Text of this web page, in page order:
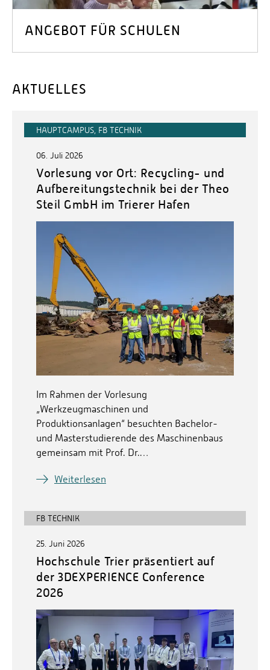
ANGEBOT FÜR SCHULEN
AKTUELLES
HAUPTCAMPUS, FB TECHNIK
06. Juli 2026
Vorlesung vor Ort: Recycling- und
Aufbereitungstechnik bei der Theo
Steil GmbH im Trierer Hafen
Im Rahmen der Vorlesung
„Werkzeugmaschinen und
Produktionsanlagen“ besuchten Bachelor-
und Masterstudierende des Maschinenbaus
gemeinsam mit Prof. Dr.…
Weiterlesen
FB TECHNIK
25. Juni 2026
Hochschule Trier präsentiert auf
der 3DEXPERIENCE Conference
2026